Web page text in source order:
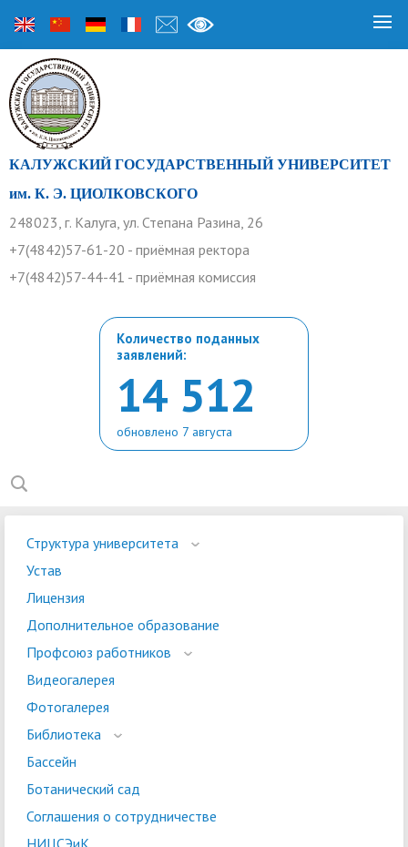
КАЛУЖСКИЙ ГОСУДАРСТВЕННЫЙ УНИВЕРСИТЕТ
им. К. Э. ЦИОЛКОВСКОГО
248023, г. Калуга, ул. Степана Разина, 26
+7(4842)57-61-20 - приёмная ректора
+7(4842)57-44-41 - приёмная комиссия
Количество поданных
заявлений:
14 512
обновлено 7 августа
Структура университета
Устав
Лицензия
Дополнительное образование
Профсоюз работников
Видеогалерея
Фотогалерея
Библиотека
Бассейн
Ботанический сад
Соглашения о сотрудничестве
НИЦСЭиК